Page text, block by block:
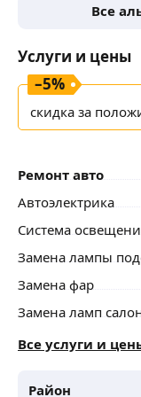
(начиная от
Монтаж и
на автомобили
гарантии
не слетает) 📝
именно под
салона
на
Монтаж и
накладки на
Основные
Все
Услуги и цены
–5%
скидка за
Ремонт авто
Автоэлектрика
Система
Замена лампы
Замена фар
Замена ламп
Все услуги и
Район